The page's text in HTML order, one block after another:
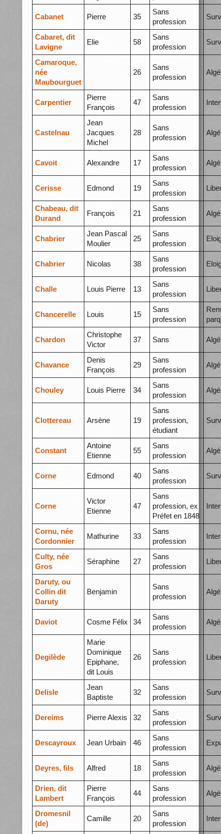
Cabanet Pierre 35
Sans
profession
Cabaret, dit
Lavigne
Elie 58
Sans
profession
Camaroque,
née
Maubourguet
26
Sans
profession
Carpentier
Pierre
François
47
Sans
profession
Castelnau
Jean
Jacques
Michel
28
Sans
profession
Cavoit Alexandre 17
Sans
profession
Cerisse Edmond 19
Sans
profession
Chabeau, dit
Durand
François 21
Sans
profession
Chabrier
Jean Pascal
Moulier
25
Sans
profession
Chabrier Nicolas 38
Sans
profession
Challe Louis Pierre 13
Sans
profession
Chancerelle Louis 15
Sans
profession
Chardon
Christophe
Victor
37 Sans
Chavance
Denis
François
29
Sans
profession
Chouley Louis Pierre 34
Sans
profession
Clottereau Arsène 19
Sans
profession,
étudiant
Constant
Antoine
Etienne
55
Sans
profession
Corne Edmond 40
Sans
profession
Corne
Victor
Etienne
47
Sans
profession, ex
Préfet en 1848
Cornu, née
Cordonnier
Mathurine 33
Sans
profession
Culty, née
Gros
Séraphine 27
Sans
profession
Daruty, ou
Collin dit
Daruty
Benjamin
Sans
profession
Daviot Cosme Félix 34
Sans
profession
Degilède
Marie
Dominique
Epiphane,
dit Louis
26
Sans
profession
Delisle
Jean
Baptiste
32
Sans
profession
Dereims Pierre Alexis 32
Sans
profession
Descayroux Jean Urbain 46
Sans
profession
Deyres, fils Alfred 18
Sans
profession
Drien, dit
Lambert
Pierre
François
44
Sans
profession
Dromesnil
(de)
Camille 20
Sans
profession